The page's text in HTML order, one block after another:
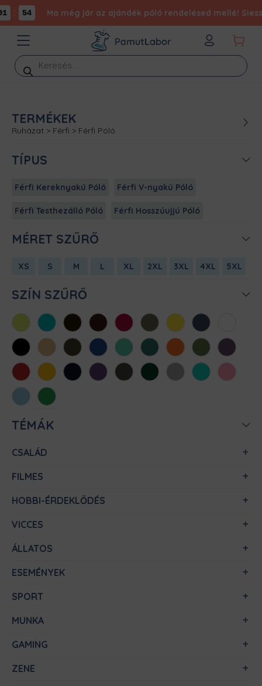
54 Ma még jár az ajándék póló rendelésed mellé!
Products
search
TERMÉKEK
Ruházat > Férfi > Férfi Póló
TÍPUS
Férfi Kereknyakú Póló Férfi V-nyakú Póló
Férfi Testhezálló Póló Férfi Hosszúujjú Póló
MÉRET SZŰRŐ
XS S M L XL 2XL 3XL 4XL 5XL
SZÍN SZŰRŐ
AlmazöldAtollkékBarnaBordóChili Cink Citromsárga
Denim
FeketeHomokKhaki KirálykékMentaMéregzöld
NarancsOliva Padlizsán
Piros SárgaSötétkékSötétlilaSötétszürke
SötétzöldSportszürke
Türkiz
Világos
rózsaszín
Világoskék
Zöld
TÉMÁK
CSALÁD
FILMES
HOBBI-ÉRDEKLŐDÉS
VICCES
ÁLLATOS
ESEMÉNYEK
SPORT
MUNKA
GAMING
ZENE